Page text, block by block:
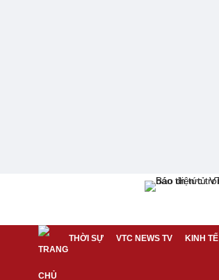
THỜI SỰ VTC NEWS TV KINH TẾ